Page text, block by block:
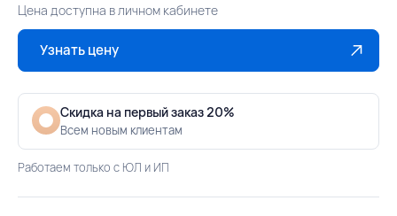
Цена доступна в личном кабинете
Узнать цену
Скидка на первый заказ 20%
Всем новым клиентам
Работаем только с ЮЛ и ИП